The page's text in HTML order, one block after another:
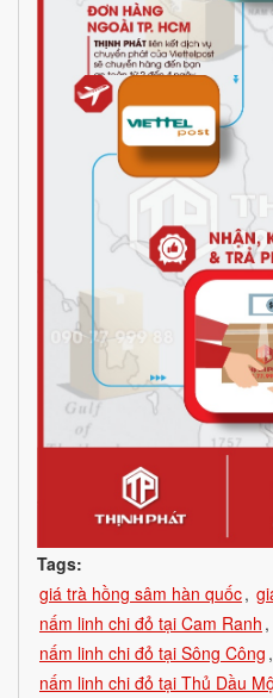
Tags:
giá trà hồng sâm hàn quốc,
nấm linh chi đỏ tại Cam Ranh ,
nấm linh chi đỏ tại Sông Công ,
nấm linh chi đỏ tại Thủ Dầu